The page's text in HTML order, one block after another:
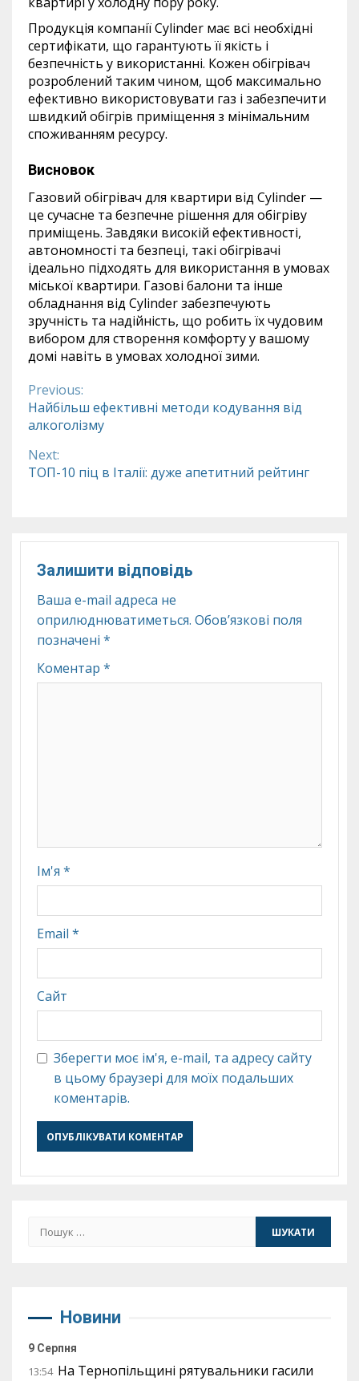
Продукція компанії Cylinder має всі необхідні
сертифікати, що гарантують її якість і
безпечність у використанні. Кожен обігрівач
розроблений таким чином, щоб максимально
ефективно використовувати газ і забезпечити
швидкий обігрів приміщення з мінімальним
споживанням ресурсу.
Висновок
Газовий обігрівач для квартири від Cylinder —
це сучасне та безпечне рішення для обігріву
приміщень. Завдяки високій ефективності,
автономності та безпеці, такі обігрівачі
ідеально підходять для використання в умовах
міської квартири. Газові балони та інше
обладнання від Cylinder забезпечують
зручність та надійність, що робить їх чудовим
вибором для створення комфорту у вашому
домі навіть в умовах холодної зими.
Continue
Reading
Previous:
Найбільш ефективні методи кодування від
алкоголізму
Next:
ТОП-10 піц в Італії: дуже апетитний рейтинг
Залишити відповідь
Ваша e-mail адреса не
оприлюднюватиметься. Обов’язкові поля
позначені *
Коментар *
Ім'я *
Email *
Сайт
Зберегти моє ім'я, e-mail, та адресу сайту
в цьому браузері для моїх подальших
коментарів.
Пошук:
Новини
9 Серпня
13:54 На Тернопільщині рятувальники гасили